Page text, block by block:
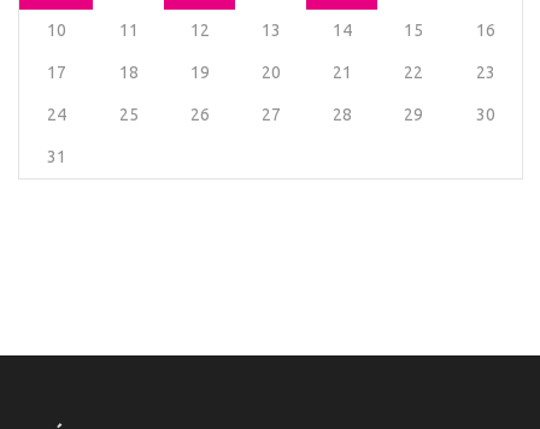
10 11 12 13 14 15 16
17 18 19 20 21 22 23
24 25 26 27 28 29 30
31